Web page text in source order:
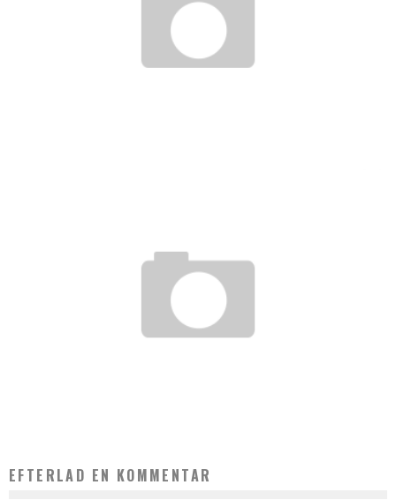
EFTERLAD EN KOMMENTAR